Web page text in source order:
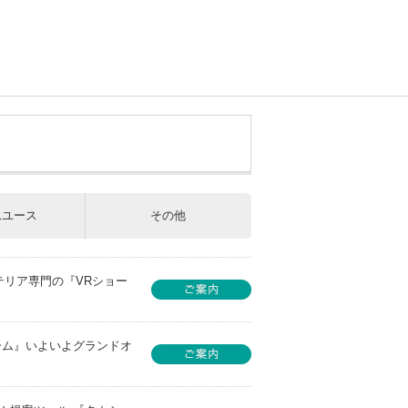
ース その他
ア専門の『VRショー
』いよいよグランドオ